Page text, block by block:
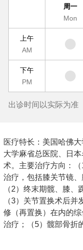
周一
Mon
上午
AM
下午
PM
出诊时间以实际为准
医疗特长：美国哈佛
大学麻省总医院、日
术。主要治疗方向：
治疗，包括膝关节镜
（2）终末期髋、膝、
（3）关节置换术后
修（再置换）在内的
治疗；（5）髋部骨折